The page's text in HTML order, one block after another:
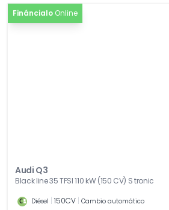
Fináncialo Online
Audi Q3
Black line 35 TFSI 110 kW (150 CV) S tronic
Diésel 150CV Cambio automático